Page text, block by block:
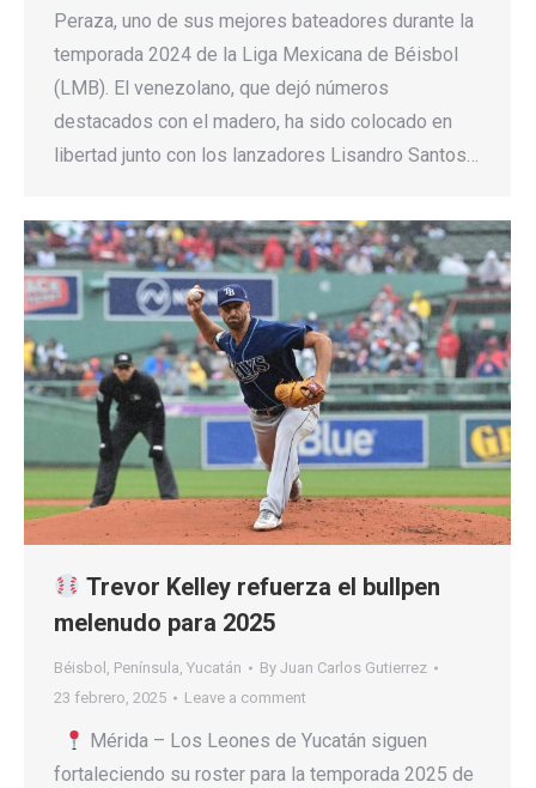
Peraza, uno de sus mejores bateadores durante la
temporada 2024 de la Liga Mexicana de Béisbol
(LMB). El venezolano, que dejó números
destacados con el madero, ha sido colocado en
libertad junto con los lanzadores Lisandro Santos…
Trevor Kelley refuerza el bullpen
melenudo para 2025
Béisbol , Península, Yucatán By Juan Carlos Gutierrez
23 febrero, 2025
Leave a comment
Mérida – Los Leones de Yucatán siguen
fortaleciendo su roster para la temporada 2025 de